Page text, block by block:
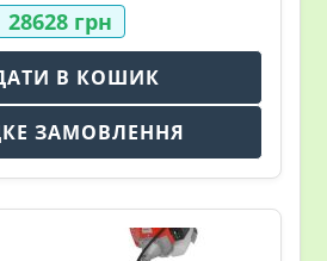
28628 грн
В КОШИК
ЗАМОВЛЕННЯ